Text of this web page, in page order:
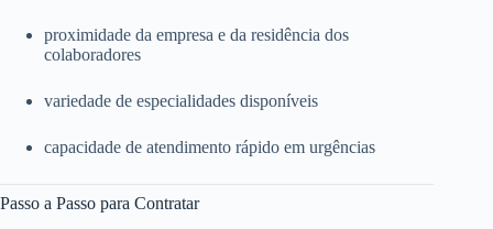
proximidade da empresa e da residência dos
colaboradores
variedade de especialidades disponíveis
capacidade de atendimento rápido em urgências
Passo a Passo para Contratar